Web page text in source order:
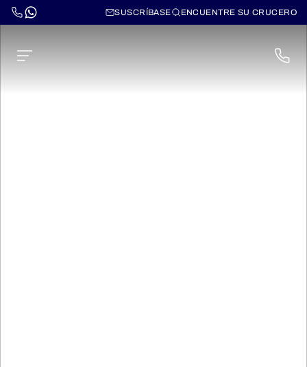
SUSCRÍBASE ENCUENTRE SU CRUCERO
Canales de Holanda y
Bélgica